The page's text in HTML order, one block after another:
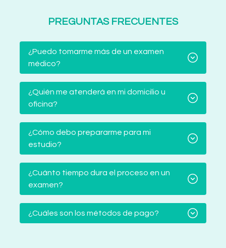
PREGUNTAS FRECUENTES
¿Puedo tomarme más de un examen
médico?
¿Quién me atenderá en mi domicilio u
oficina?
¿Cómo debo prepararme para mi
estudio?
¿Cuánto tiempo dura el proceso en un
examen?
¿Cuáles son los métodos de pago?